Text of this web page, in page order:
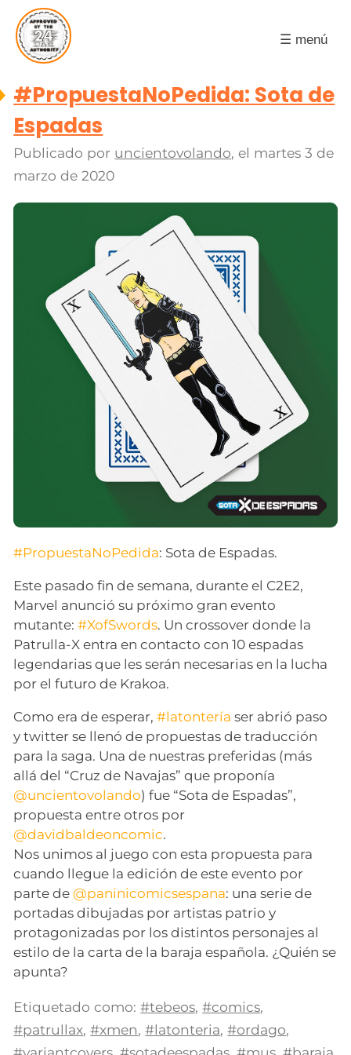
☰ menú
#PropuestaNoPedida: Sota de
Espadas
Publicado por uncientovolando, el martes 3 de
marzo de 2020
#PropuestaNoPedida: Sota de Espadas.
Este pasado fin de semana, durante el C2E2,
Marvel anunció su próximo gran evento
mutante:#XofSwords. Un crossover donde la
Patrulla-X entra en contacto con 10 espadas
legendarias que les serán necesarias en la lucha
por el futuro de Krakoa.
Como era de esperar,#latontería ser abrió paso
y twitter se llenó de propuestas de traducción
para la saga. Una de nuestras preferidas (más
allá del “Cruz de Navajas” que proponía
@uncientovolando) fue “Sota de Espadas”,
propuesta entre otros por
@davidbaldeoncomic.
Nos unimos al juego con esta propuesta para
cuando llegue la edición de este evento por
parte de @paninicomicsespana: una serie de
portadas dibujadas por artistas patrio y
protagonizadas por los distintos personajes al
estilo de la carta de la baraja española. ¿Quién se
apunta?
Etiquetado como: #tebeos,#comics,
#patrullax,#xmen,#latonteria,#ordago,